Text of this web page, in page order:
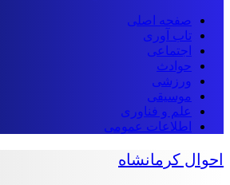
صفحه اصلی
تاب آوری
اجتماعی
حوادث
ورزشی
موسیقی
علم و فناوری
اطلاعات عمومی
احوال کرمانشاه